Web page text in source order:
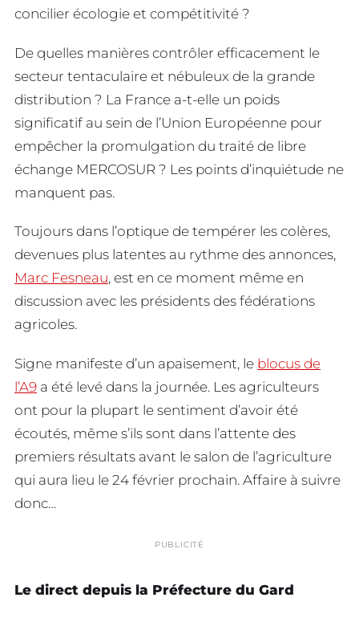
concilier écologie et compétitivité ?
De quelles manières contrôler efficacement le
secteur tentaculaire et nébuleux de la grande
distribution ? La France a-t-elle un poids
significatif au sein de l’Union Européenne pour
empêcher la promulgation du traité de libre
échange MERCOSUR ? Les points d’inquiétude ne
manquent pas.
Toujours dans l’optique de tempérer les colères,
devenues plus latentes au rythme des annonces,
Marc Fesneau, est en ce moment même en
discussion avec les présidents des fédérations
agricoles.
Signe manifeste d’un apaisement, le blocus de
l’A9 a été levé dans la journée. Les agriculteurs
ont pour la plupart le sentiment d’avoir été
écoutés, même s’ils sont dans l’attente des
premiers résultats avant le salon de l’agriculture
qui aura lieu le 24 février prochain. Affaire à suivre
donc…
PUBLICITÉ
Le direct depuis la Préfecture du Gard